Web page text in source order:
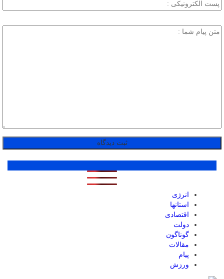
انرژی
استانها
اقتصادی
دولت
گوناگون
مقالات
پیام
ورزش